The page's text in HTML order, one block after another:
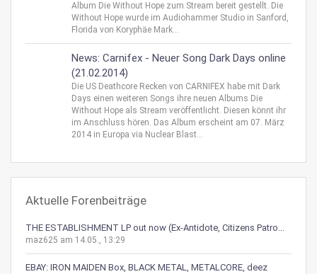
Album Die Without Hope zum Stream bereit gestellt. Die
Without Hope wurde im Audiohammer Studio in Sanford,
Florida von Koryphäe Mark...
News: Carnifex - Neuer Song Dark Days online
(21.02.2014)
Die US Deathcore Recken von CARNIFEX habe mit Dark
Days einen weiteren Songs ihre neuen Albums Die
Without Hope als Stream veröffentlicht. Diesen könnt ihr
im Anschluss hören. Das Album erscheint am 07. März
2014 in Europa via Nuclear Blast...
Aktuelle Forenbeiträge
THE ESTABLISHMENT LP out now (Ex-Antidote, Citizens Patro...
maz625 am 14.05., 13:29
EBAY: IRON MAIDEN Box, BLACK METAL, METALCORE, deez